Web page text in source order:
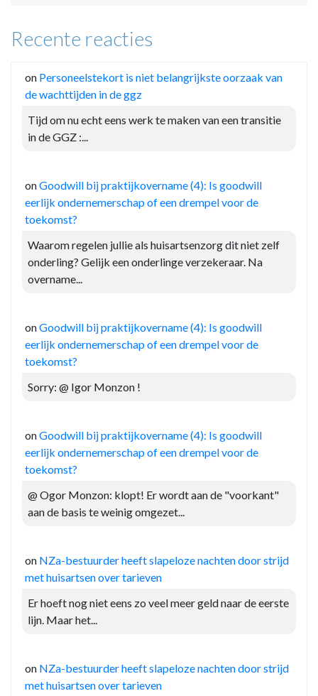
Recente reacties
on Personeelstekort is niet belangrijkste oorzaak van
de wachttijden in de ggz
Tijd om nu echt eens werk te maken van een transitie
in de GGZ :...
onGoodwill bij praktijkovername (4): Is goodwill
eerlijk ondernemerschap of een drempel voor de
toekomst?
Waarom regelen jullie als huisartsenzorg dit niet zelf
onderling? Gelijk een onderlinge verzekeraar. Na
overname...
onGoodwill bij praktijkovername (4): Is goodwill
eerlijk ondernemerschap of een drempel voor de
toekomst?
Sorry: @ Igor Monzon !
onGoodwill bij praktijkovername (4): Is goodwill
eerlijk ondernemerschap of een drempel voor de
toekomst?
@ Ogor Monzon: klopt! Er wordt aan de "voorkant"
aan de basis te weinig omgezet...
on NZa-bestuurder heeft slapeloze nachten door strijd
met huisartsen over tarieven
Er hoeft nog niet eens zo veel meer geld naar de eerste
lijn. Maar het...
on NZa-bestuurder heeft slapeloze nachten door strijd
met huisartsen over tarieven